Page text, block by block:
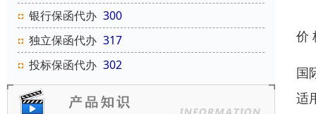
银行保函代办 300
独立保函代办 317
投标保函代办 302
价
国
适